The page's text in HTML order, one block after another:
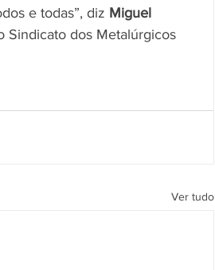
e todas”, diz Miguel
Sindicato dos Metalúrgicos
Ver tudo